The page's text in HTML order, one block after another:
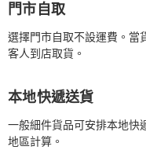
門市自取
選擇門市自取不設運費。當
客人到店取貨。
本地快遞送貨
一般細件貨品可安排本地快
地區計算。